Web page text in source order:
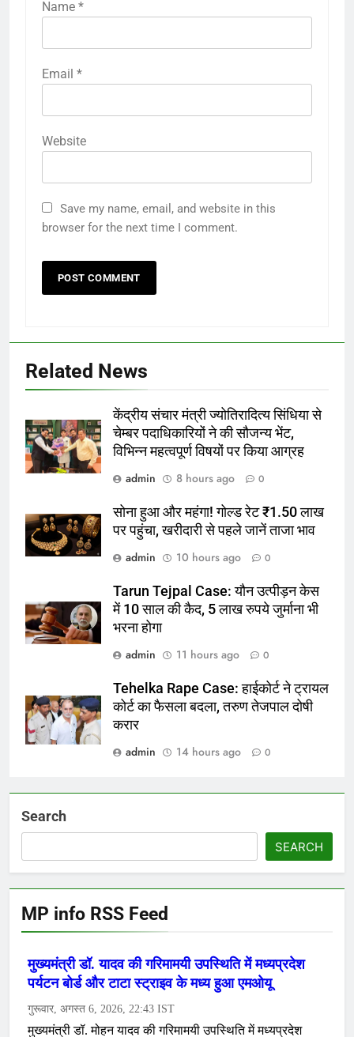
Name *
Email *
Website
Save my name, email, and website in this
browser for the next time I comment.
Related News
केंद्रीय संचार मंत्री ज्योतिरादित्य सिंधिया से
चेम्बर पदाधिकारियों ने की सौजन्य भेंट,
विभिन्न महत्वपूर्ण विषयों पर किया आग्रह
admin
8 hours ago 0
सोना हुआ और महंगा! गोल्ड रेट ₹1.50 लाख
पर पहुंचा, खरीदारी से पहले जानें ताजा भाव
admin
10 hours ago 0
Tarun Tejpal Case: यौन उत्पीड़न केस
में 10 साल की कैद, 5 लाख रुपये जुर्माना भी
भरना होगा
admin
11 hours ago 0
Tehelka Rape Case: हाईकोर्ट ने ट्रायल
कोर्ट का फैसला बदला, तरुण तेजपाल दोषी
करार
admin
14 hours ago 0
Search
SEARCH
MP info RSS Feed